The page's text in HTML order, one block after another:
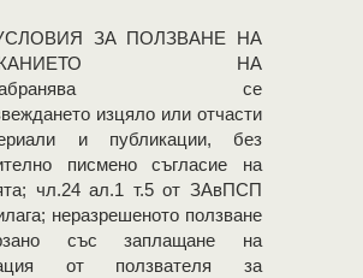
ЗА ПОЛЗВАНЕ НА
НА
се
изцяло или отчасти
и публикации, без
писмено съгласие на
чл.24 ал.1 т.5 от ЗАвПСП
неразрешеното ползване
със заплащане на
от ползвателя за